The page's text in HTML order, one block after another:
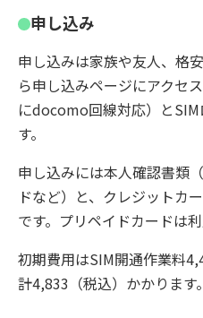
申し込み
申し込みは家族や友人、格
ら申し込みページにアクセ
にdocomo回線対応）と
す。
申し込みには本人確認書類
ドなど）と、クレジットカ
です。プリペイドカードは
初期費用はSIM開通作業料
計4,833（税込）かかります。